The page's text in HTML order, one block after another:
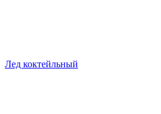
Лед коктейльный